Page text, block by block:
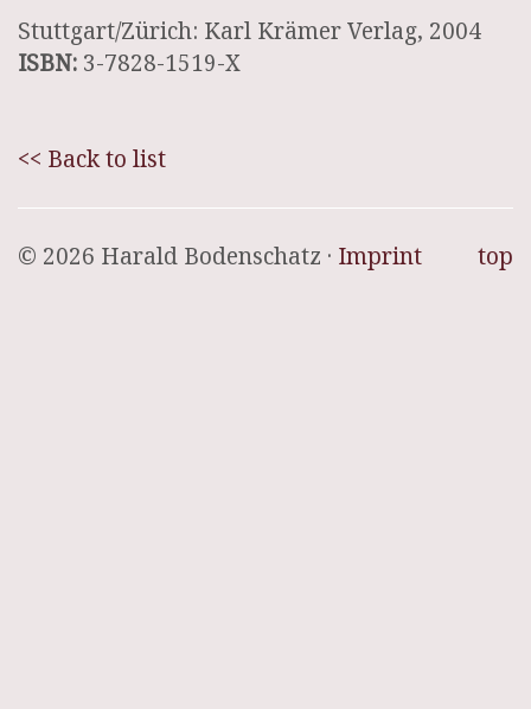
Stuttgart/Zürich: Karl Krämer Verlag, 2004
ISBN: 3-7828-1519-X
<< Back to list
top
© 2026 Harald Bodenschatz · Imprint